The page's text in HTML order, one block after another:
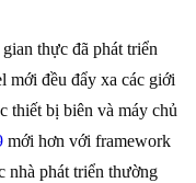
thực đã phát triển
mới đều đẩy xa các giới
thiết bị biên và máy chủ
mới hơn với framework
nhà phát triển thường